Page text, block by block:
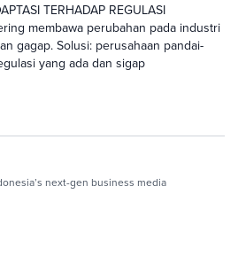
TERHADAP REGULASI
membawa perubahan pada industri
gagap. Solusi: perusahaan pandai-
yang ada dan sigap
next-gen business media